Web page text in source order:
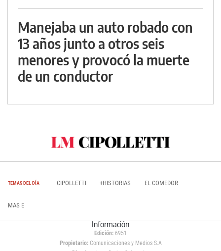
Manejaba un auto robado con
13 años junto a otros seis
menores y provocó la muerte
de un conductor
TEMAS DEL DÍA CIPOLLETTI +HISTORIAS EL COMEDOR
MAS E
Información
Edición: 6951
Propietario:Comunicaciones y Medios S.A